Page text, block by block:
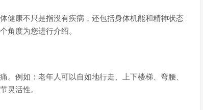
健康不只是指没有疾病，还包括身体机能和精神状态
角度为您进行介绍。
例如：老年人可以自如地行走、上下楼梯、弯腰、
灵活性。